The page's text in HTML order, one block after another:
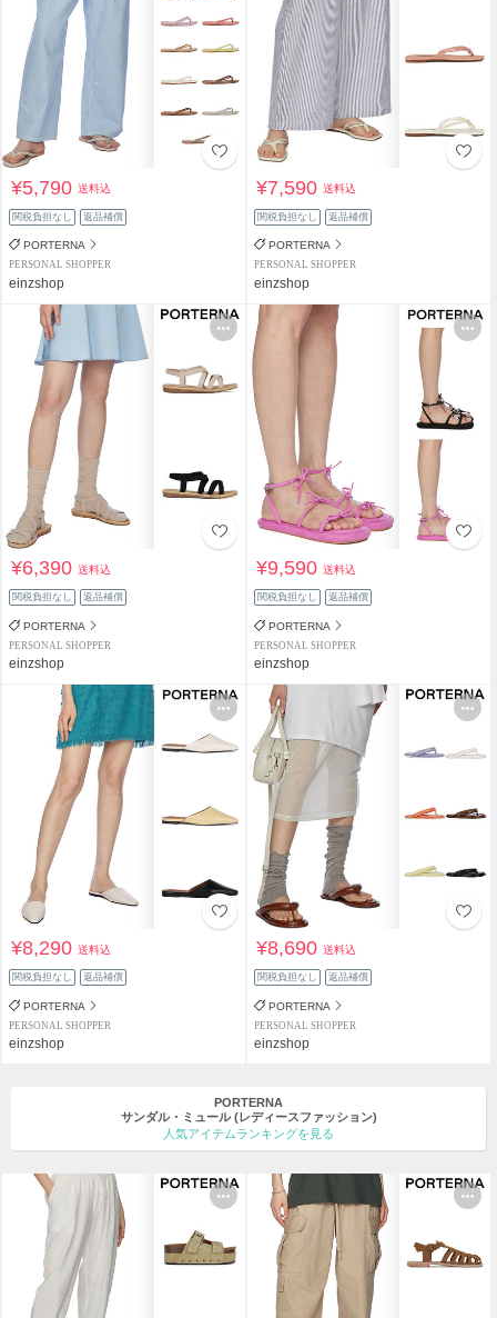
¥5,790送料込
関税負担なし 返品補償
PORTERNA
PERSONAL SHOPPER
einzshop
¥7,590送料込
関税負担なし 返品補償
PORTERNA
PERSONAL SHOPPER
einzshop
¥6,390送料込
関税負担なし 返品補償
PORTERNA
PERSONAL SHOPPER
einzshop
¥9,590送料込
関税負担なし 返品補償
PORTERNA
PERSONAL SHOPPER
einzshop
¥8,290送料込
関税負担なし 返品補償
PORTERNA
PERSONAL SHOPPER
einzshop
¥8,690送料込
関税負担なし 返品補償
PORTERNA
PERSONAL SHOPPER
einzshop
PORTERNA
サンダル・ミュール (レディースファッション)
人気アイテムランキングを見る